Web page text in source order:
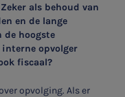
als behoud van
en de lange
de hoogste
opvolger
fiscaal?
opvolging. Als er